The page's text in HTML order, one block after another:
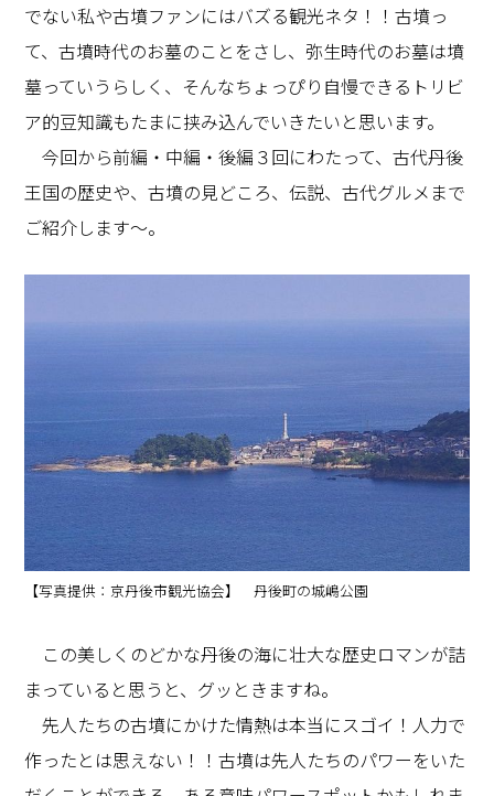
でない私や古墳ファンにはバズる観光ネタ！！古墳っ
て、古墳時代のお墓のことをさし、弥生時代のお墓は墳
墓っていうらしく、そんなちょっぴり自慢できるトリビ
ア的豆知識もたまに挟み込んでいきたいと思います。
今回から前編・中編・後編３回にわたって、古代丹後
王国の歴史や、古墳の見どころ、伝説、古代グルメまで
ご紹介します～。
【写真提供：京丹後市観光協会】 丹後町の城嶋公園
この美しくのどかな丹後の海に壮大な歴史ロマンが詰
まっていると思うと、グッときますね。
先人たちの古墳にかけた情熱は本当にスゴイ！人力で
作ったとは思えない！！古墳は先人たちのパワーをいた